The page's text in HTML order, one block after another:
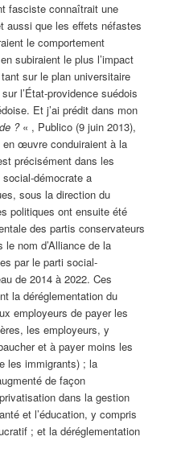
fasciste connaîtrait une
aussi que les effets néfastes
le comportement
subiraient le plus l’impact
sur le plan universitaire
l’État-providence suédois
Et j’ai prédit dans mon
?« , Publico (9 juin 2013),
œuvre conduiraient à la
précisément dans les
démocrate a
sous la direction du
politiques ont ensuite été
des partis conservateurs
nom d’Alliance de la
par le parti social-
de 2014 à 2022. Ces
la déréglementation du
employeurs de payer les
les employeurs, y
et à payer moins les
les immigrants) ; la
de façon
dans la gestion
et l’éducation, y compris
; et la déréglementation